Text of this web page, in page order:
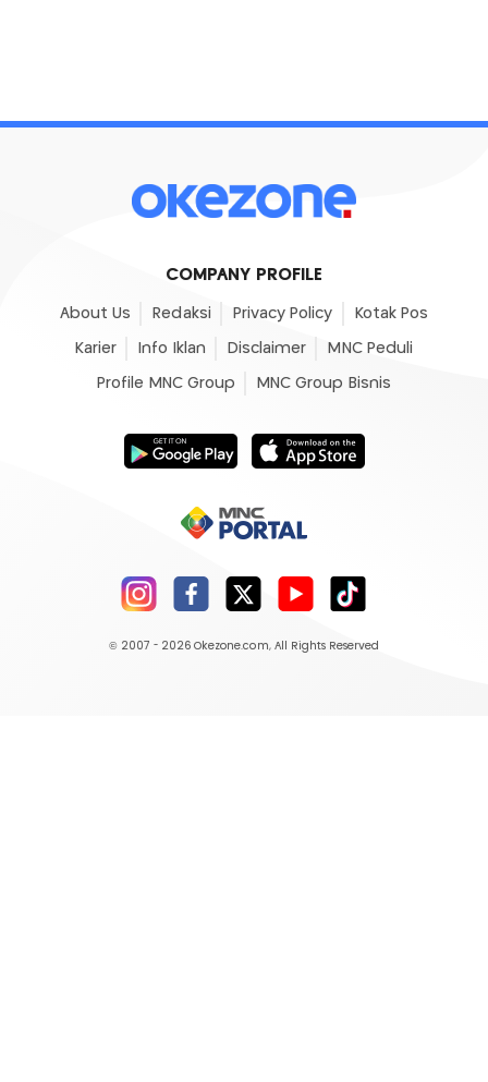
COMPANY PROFILE
About Us Redaksi Privacy Policy Kotak Pos
Karier Info Iklan Disclaimer MNC Peduli
Profile MNC Group MNC Group Bisnis
© 2007 - 2026 Okezone.com, All Rights Reserved